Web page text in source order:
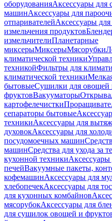
оборудованияАксессуары для
машинАксессуары для
отпаривателейАксессуары для
измельчения продуктов
измельчителиПланетарные
миксерыМиксерыМясорубки
климатической техники
техникойФильтры для
климатической техники
бытовыеСушилки для овощей
фруктовВакууматоры
картофелечистки
сепараторы бытовые
техникиАксессуары для
духовокАксессуары для
посудомоечных машин
машинСредства для ухода за
кухонной техники
печейВакуумные пакеты,
кофемашинАксессуары для
хлебопечекАксессуары для
для кухонных комбайнов
мясорубокАксессуары для
для сушилок овощей и